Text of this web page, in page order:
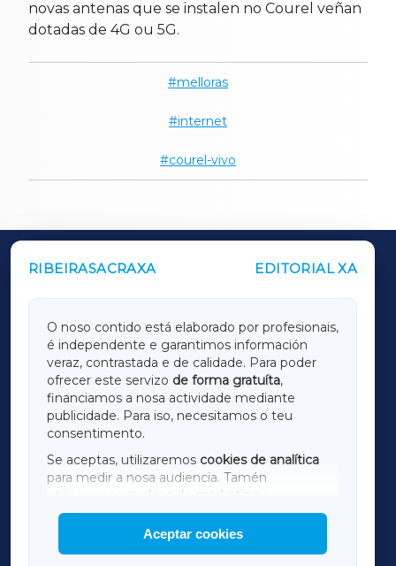
novas antenas que se instalen no Courel veñan
dotadas de 4G ou 5G.
melloras
internet
courel-vivo
RIBEIRASACRAXA EDITORIAL XA
O noso contido está elaborado por profesionais,
é independente e garantimos información
veraz, contrastada e de calidade. Para poder
ofrecer este servizo de forma gratuíta,
financiamos a nosa actividade mediante
publicidade. Para iso, necesitamos o teu
consentimento.
Se aceptas, utilizaremos cookies de analítica
para medir a nosa audiencia. Tamén
utilizaremos
cookies de marketing
mostrar publicidade de terceiros.
Así mesmo, podes personalizar a elección das
cookies que desexas permitir.
Aceptar cookies
OUTROS PERIÓDICOS
LUGOXA
TERRACHAXA
AMARIÑAXA
RIBEIRASACRAXA